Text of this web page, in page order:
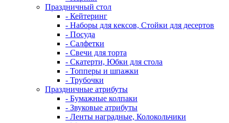
Праздничный стол
- Кейтеринг
- Наборы для кексов, Стойки для десертов
- Посуда
- Салфетки
- Свечи для торта
- Скатерти, Юбки для стола
- Топперы и шпажки
- Трубочки
Праздничные атрибуты
- Бумажные колпаки
- Звуковые атрибуты
- Ленты наградные, Колокольчики